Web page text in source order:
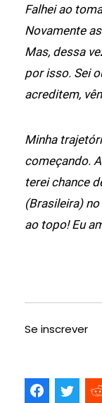
Falhei ao
Novamente
Mas, dessa
por isso. Sei
acreditem,
Minha
começando.
terei chance
(Brasileira)
ao topo! Eu
Se inscrever